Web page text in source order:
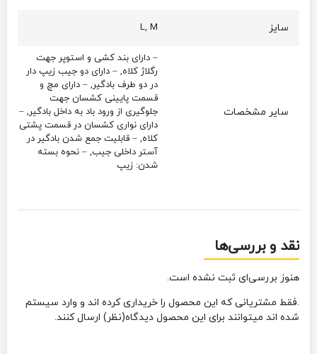
سایز L, M
سایر مشخصات
– دارای بند کشی و استوپر جهت
رگلاژ کلاه, – دارای دو جیب زیپ دار
در دو طرف بادگیر, – دارای مچ و
قسمت پایینی کشسان جهت
جلوگیری از ورود باد به داخل بادگیر, –
دارای نواری کشسان در قسمت پشتی
کلاه, – قابلیت جمع شدن بادگیر در
آستر داخلی جیب, – نحوه بسته
شدن: زیپ
نقد و بررسی‌ها
هنوز بررسی‌ای ثبت نشده است.
.فقط مشتریانی که این محصول را خریداری کرده اند و وارد سیستم
شده اند میتوانند برای این محصول دیدگاه(نظر) ارسال کنند.